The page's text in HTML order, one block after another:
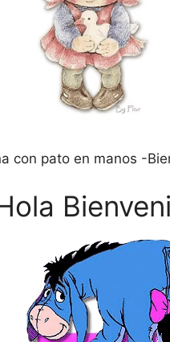
con pato en manos -